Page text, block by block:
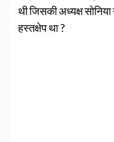
थी जिसकी अध्यक्ष
हस्तक्षेप था ?